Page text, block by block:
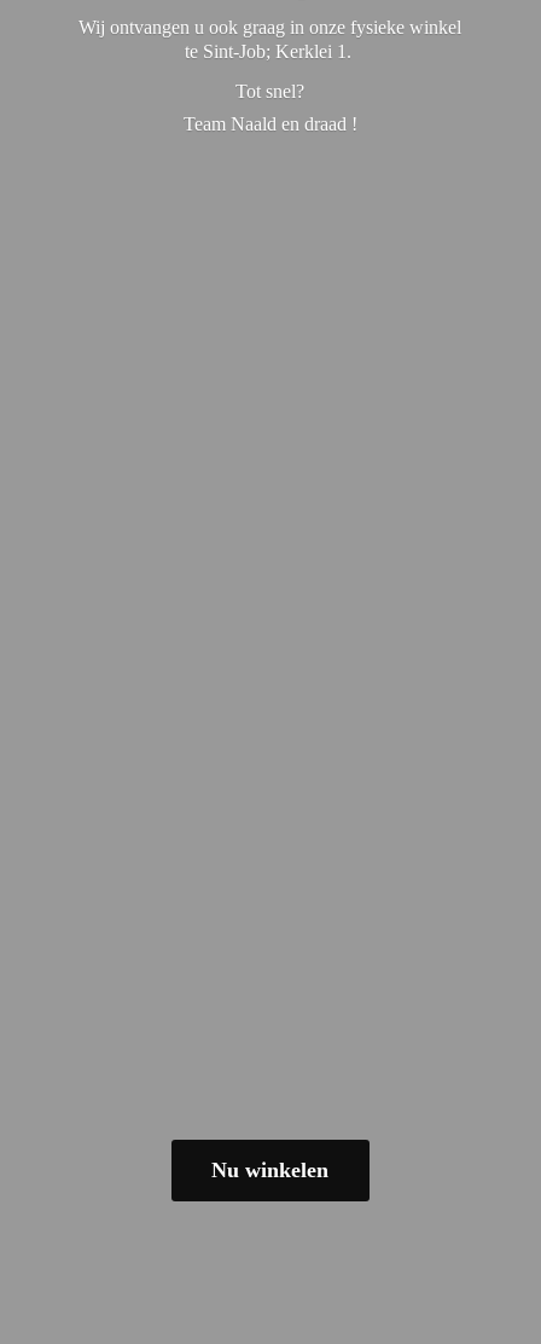
Wij ontvangen u ook graag in onze fysieke winkel
te Sint-Job; Kerklei 1.
Tot snel?
Team Naald en draad !
Nu winkelen